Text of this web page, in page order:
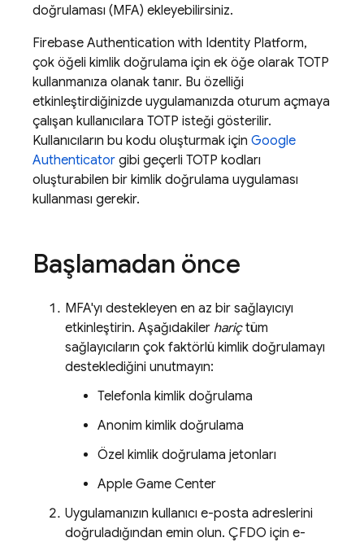
doğrulaması (MFA) ekleyebilirsiniz.
Firebase Authentication with Identity Platform,
çok öğeli kimlik doğrulama için ek öğe olarak TOTP
kullanmanıza olanak tanır. Bu özelliği
etkinleştirdiğinizde uygulamanızda oturum açmaya
çalışan kullanıcılara TOTP isteği gösterilir.
Kullanıcıların bu kodu oluşturmak için Google
Authenticator gibi geçerli TOTP kodları
oluşturabilen bir kimlik doğrulama uygulaması
kullanması gerekir.
Başlamadan önce
MFA'yı destekleyen en az bir sağlayıcıyı
etkinleştirin. Aşağıdakiler hariçtüm
sağlayıcıların çok faktörlü kimlik doğrulamayı
desteklediğini unutmayın:
Telefonla kimlik doğrulama
Anonim kimlik doğrulama
Özel kimlik doğrulama jetonları
Apple Game Center
Uygulamanızın kullanıcı e-posta adreslerini
doğruladığından emin olun. ÇFDO için e-